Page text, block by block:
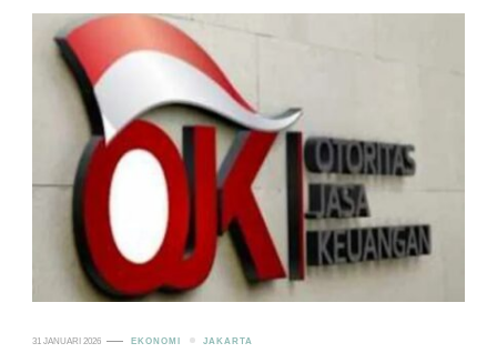
31 JANUARI 2026 EKONOMI JAKARTA